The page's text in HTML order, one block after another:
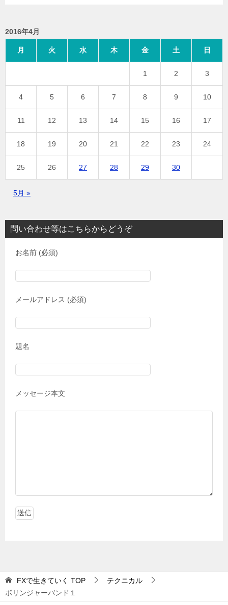
2016年4月
月 火 水 木 金 土 日
1 2 3
4 5 6 7 8 9 10
11 12 13 14 15 16 17
18 19 20 21 22 23 24
25 26 27 28 29 30
5月 »
問い合わせ等はこちらからどうぞ
お名前 (必須)
メールアドレス (必須)
題名
メッセージ本文
FXで生きていく TOP
テクニカル
ボリンジャーバンド１